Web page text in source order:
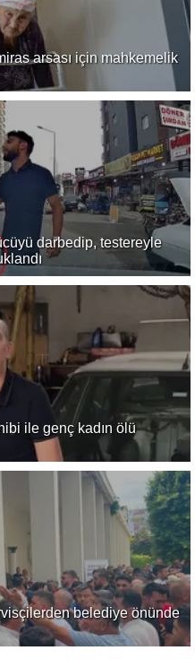
arsası için mahkemelik
darbedip, testereyle
ile genç kadın ölü
belediye önünde